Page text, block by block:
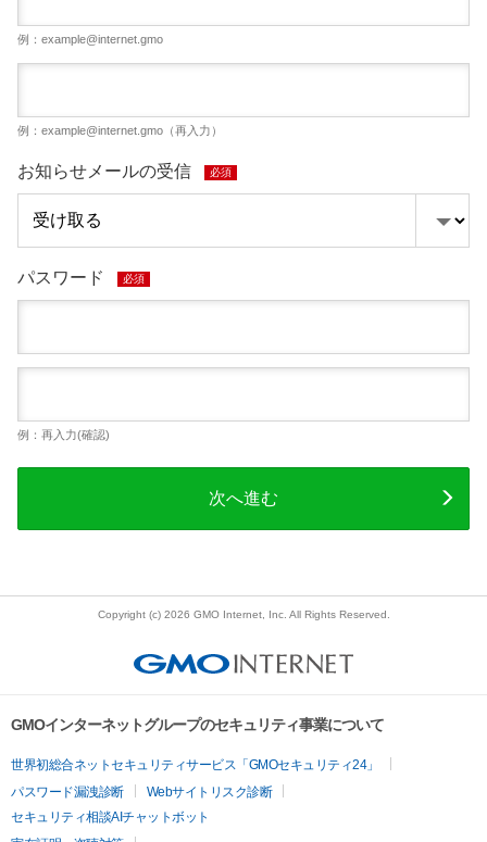
例： example@internet.gmo
例： example@internet.gmo （再入力）
お知らせメールの受信 必須
パスワード 必須
例：再入力(確認)
次へ進む
Copyright (c) 2026 GMO Internet, Inc. All Rights Reserved.
GMOインターネットグループのセキュリティ事業について
世界初総合ネットセキュリティサービス「GMOセキュリティ24」
パスワード漏洩診断
Webサイトリスク診断
セキュリティ相談AIチャットボット